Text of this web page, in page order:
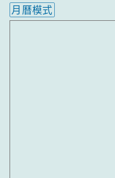
月曆模式